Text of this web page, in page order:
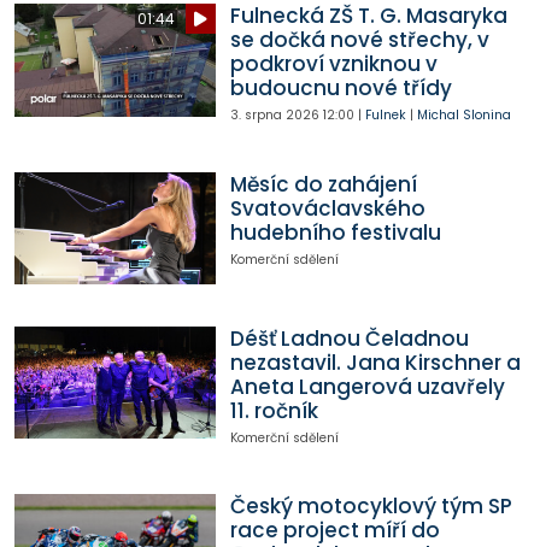
01:44
Fulnecká ZŠ T. G. Masaryka
se dočká nové střechy, v
podkroví vzniknou v
budoucnu nové třídy
3. srpna 2026 12:00 | Fulnek| Michal Slonina
Měsíc do zahájení
Svatováclavského
hudebního festivalu
Komerční sdělení
Déšť Ladnou Čeladnou
nezastavil. Jana Kirschner a
Aneta Langerová uzavřely
11. ročník
Komerční sdělení
Český motocyklový tým SP
race project míří do